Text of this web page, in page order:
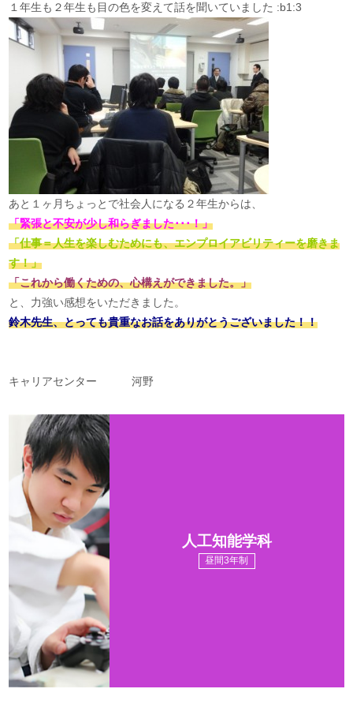
１年生も２年生も目の色を変えて話を聞いていました :b1:3
あと１ヶ月ちょっとで社会人になる２年生からは、
「緊張と不安が少し和らぎました･･･！」
「仕事＝人生を楽しむためにも、エンプロイアビリティーを磨きま
す！」
「これから働くための、心構えができました。」
と、力強い感想をいただきました。
鈴木先生、とっても貴重なお話をありがとうございました！！
キャリアセンター 河野
人工知能学科
昼間3年制